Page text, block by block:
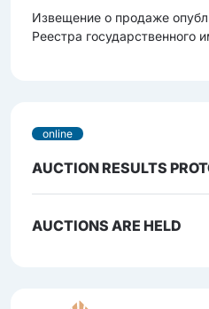
Извещение о продаже
Реестра
online
AUCTION RESULTS
AUCTIONS ARE HELD